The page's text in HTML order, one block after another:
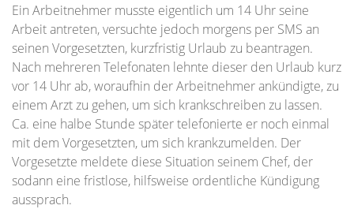
Ein Arbeitnehmer musste eigentlich um 14 Uhr seine
Arbeit antreten, versuchte jedoch morgens per SMS an
seinen Vorgesetzten, kurzfristig Urlaub zu beantragen.
Nach mehreren Telefonaten lehnte dieser den Urlaub kurz
vor 14 Uhr ab, woraufhin der Arbeitnehmer ankündigte, zu
einem Arzt zu gehen, um sich krankschreiben zu lassen.
Ca. eine halbe Stunde später telefonierte er noch einmal
mit dem Vorgesetzten, um sich krankzumelden. Der
Vorgesetzte meldete diese Situation seinem Chef, der
sodann eine fristlose, hilfsweise ordentliche Kündigung
aussprach.